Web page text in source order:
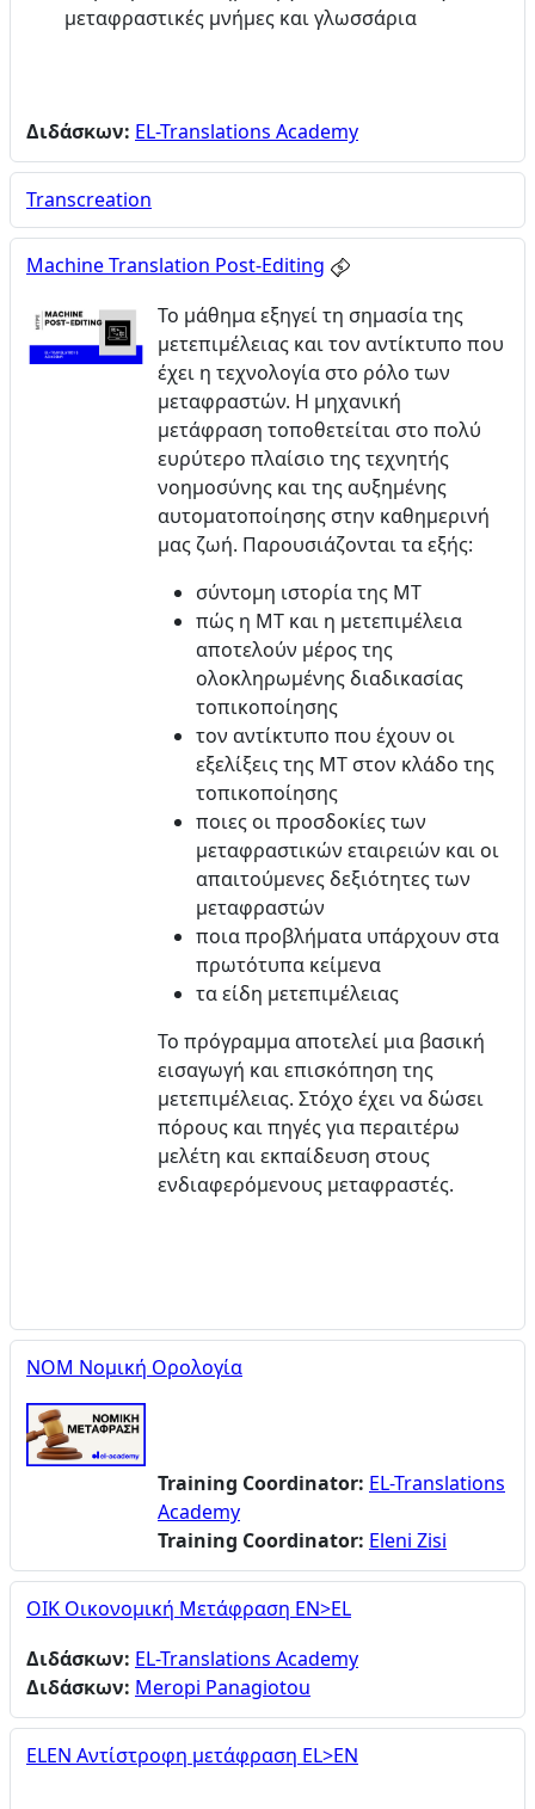
μεταφραστικές μνήμες και γλωσσάρια
Διδάσκων: EL-Translations Academy
Transcreation
Machine Translation Post-Editing
Το μάθημα εξηγεί τη σημασία της
μετεπιμέλειας και τον αντίκτυπο που
έχει η τεχνολογία στο ρόλο των
μεταφραστών. Η μηχανική
μετάφραση τοποθετείται στο πολύ
ευρύτερο πλαίσιο της τεχνητής
νοημοσύνης και της αυξημένης
αυτοματοποίησης στην καθημερινή
μας ζωή. Παρουσιάζονται τα εξής:
σύντομη ιστορία της ΜΤ
πώς η ΜΤ και η μετεπιμέλεια
αποτελούν μέρος της
ολοκληρωμένης διαδικασίας
τοπικοποίησης
τον αντίκτυπο που έχουν οι
εξελίξεις της ΜΤ στον κλάδο της
τοπικοποίησης
ποιες οι προσδοκίες των
μεταφραστικών εταιρειών και οι
απαιτούμενες δεξιότητες των
μεταφραστών
ποια προβλήματα υπάρχουν στα
πρωτότυπα κείμενα
τα είδη μετεπιμέλειας
Το πρόγραμμα αποτελεί μια βασική
εισαγωγή και επισκόπηση της
μετεπιμέλειας. Στόχο έχει να δώσει
πόρους και πηγές για περαιτέρω
μελέτη και εκπαίδευση στους
ενδιαφερόμενους μεταφραστές.
ΝΟΜ Νομική Ορολογία
Training Coordinator: EL-Translations
Academy
Training Coordinator: Eleni Zisi
OIK Οικονομική Μετάφραση EN>EL
Διδάσκων: EL-Translations Academy
Διδάσκων: Meropi Panagiotou
ELEN Αντίστροφη μετάφραση EL>EN